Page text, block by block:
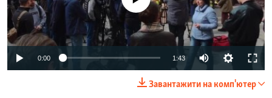
0:00 1:43
Завантажити на комп'ютер